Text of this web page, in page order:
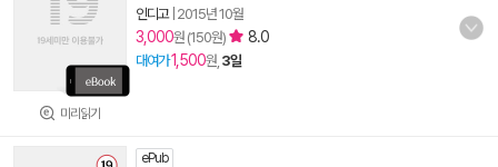
미리읽기
인디고| 2015년 10월
3,000원 (150원) 8.0
대여가1,500원, 3일
ePub